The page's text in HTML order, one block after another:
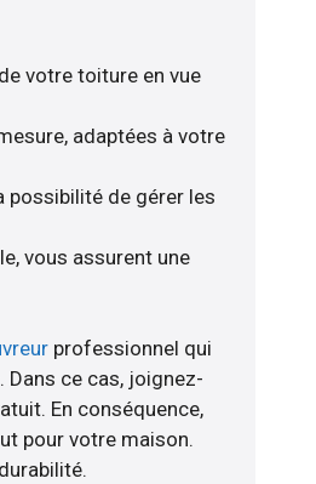
votre toiture en vue
adaptées à votre
possibilité de gérer les
vous assurent une
professionnel qui
ce cas, joignez-
En conséquence,
pour votre maison.